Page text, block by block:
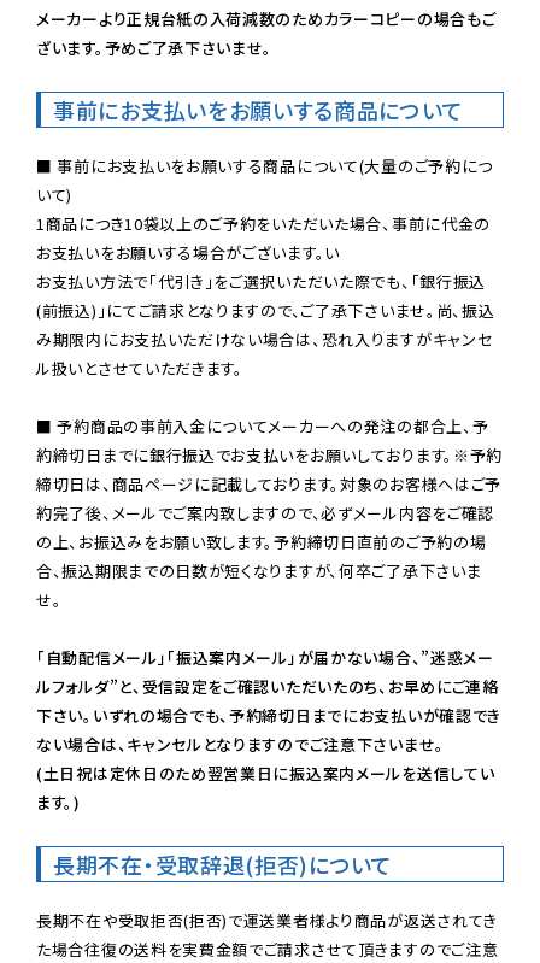
メーカーより正規台紙の入荷減数のためカラーコピーの場合もご
ざいます。予めご了承下さいませ。
事前にお支払いをお願いする商品について
■ 事前にお支払いをお願いする商品について(大量のご予約につ
いて)
1商品につき10袋以上のご予約をいただいた場合、事前に代金の
お支払いをお願いする場合がございます。い
お支払い方法で「代引き」をご選択いただいた際でも、「銀行振込
(前振込)」にてご請求となりますので、ご了承下さいませ。尚、振込
み期限内にお支払いただけない場合は、恐れ入りますがキャンセ
ル扱いとさせていただきます。
■ 予約商品の事前入金についてメーカーへの発注の都合上、予
約締切日までに銀行振込でお支払いをお願いしております。※予約
締切日は、商品ページに記載しております。対象のお客様へはご予
約完了後、メールでご案内致しますので、必ずメール内容をご確認
の上、お振込みをお願い致します。予約締切日直前のご予約の場
合、振込期限までの日数が短くなりますが、何卒ご了承下さいま
せ。
「自動配信メール」「振込案内メール」が届かない場合、”迷惑メー
ルフォルダ”と、受信設定をご確認いただいたのち、お早めにご連絡
下さい。いずれの場合でも、予約締切日までにお支払いが確認でき
ない場合は、キャンセルとなりますのでご注意下さいませ。
(土日祝は定休日のため翌営業日に振込案内メールを送信してい
ます。)
長期不在・受取辞退(拒否)について
長期不在や受取拒否(拒否)で運送業者様より商品が返送されてき
た場合往復の送料を実費金額でご請求させて頂きますのでご注意